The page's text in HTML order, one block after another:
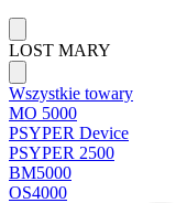
LOST MARY
Wszystkie towary
MO 5000
PSYPER Device
PSYPER 2500
BM5000
OS4000